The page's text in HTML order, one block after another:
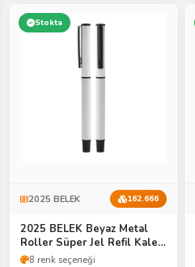
Stokta
2025 BELEK 162.666
2025 BELEK Beyaz Metal
Roller Süper Jel Refil Kalem
Ruber
8 renk seçeneği